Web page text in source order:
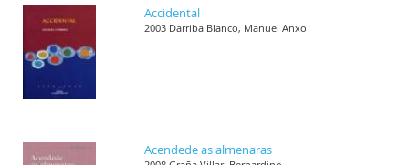
Accidental
2003 Darriba Blanco, Manuel Anxo
Acendede as almenaras